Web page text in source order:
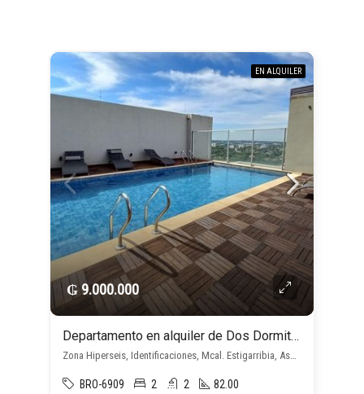
EN ALQUILER
₲ 9.000.000
Departamento en alquiler de Dos Dormitorios en Suite en Mcal. Estigarribia
Zona Hiperseis, Identificaciones, Mcal. Estigarribia, Asunción D.C.
BRO-6909 2 2 82.00